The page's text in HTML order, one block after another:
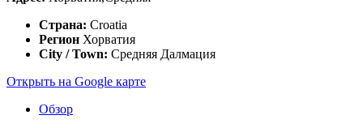
Страна: Croatia
Регион Хорватия
City / Town: Средняя Далмация
Открыть на Google карте
Обзор